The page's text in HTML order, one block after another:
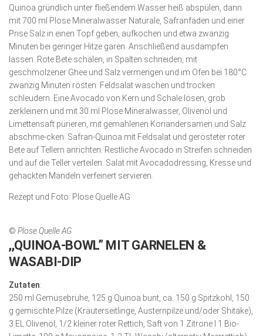
Quinoa gründlich unter fließendem Wasser heiß abspülen, dann
mit 700 ml Plose Mineralwasser Naturale, Safranfäden und einer
Prise Salz in einen Topf geben, aufkochen und etwa zwanzig
Minuten bei geringer Hitze garen. Anschließend ausdampfen
lassen. Rote Bete schälen, in Spalten schneiden, mit
geschmolzener Ghee und Salz vermengen und im Ofen bei 180°C
zwanzig Minuten rösten. Feldsalat waschen und trocken
schleudern. Eine Avocado von Kern und Schale lösen, grob
zerkleinern und mit 30 ml Plose Mineralwasser, Olivenöl und
Limettensaft pürieren, mit gemahlenen Koriandersamen und Salz
abschme-­c­ken. Safran-Quinoa mit Feldsalat und gerösteter roter
Bete auf Tellern anrichten. Restliche Avocado in Streifen schneiden
und auf die Teller verteilen. Salat mit Avocadodressing, Kresse und
gehackten Mandeln verfeinert servieren.
Rezept und Foto: Plose Quelle AG
© Plose Quelle AG
,,QUINOA-BOWL” MIT GARNELEN &
WASABI-DIP
Zutaten:
250 ml Gemüsebrühe, 125 g Quinoa bunt, ca. 150 g Spitzkohl, 150
g gemischte Pilze (Kräuterseitlinge, Austernpilze und/oder Shitake),
3 EL Olivenöl, 1/2 kleiner roter Rettich, Saft von 1 Zitrone I 1 Bio-